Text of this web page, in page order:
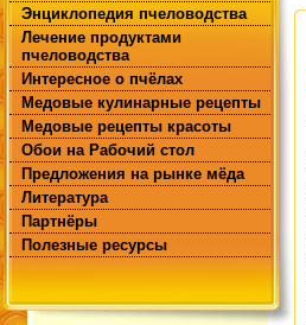
Энциклопедия пчеловодства
Лечение продуктами
пчеловодства
Интересное о пчёлах
Медовые кулинарные рецепты
Медовые рецепты красоты
Обои на Рабочий стол
Предложения на рынке мёда
Литература
Партнёры
Полезные ресурсы